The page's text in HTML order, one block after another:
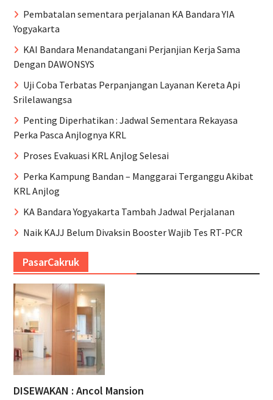
Pembatalan sementara perjalanan KA Bandara YIA
Yogyakarta
KAI Bandara Menandatangani Perjanjian Kerja Sama
Dengan DAWONSYS
Uji Coba Terbatas Perpanjangan Layanan Kereta Api
Srilelawangsa
Penting Diperhatikan : Jadwal Sementara Rekayasa
Perka Pasca Anjlognya KRL
Proses Evakuasi KRL Anjlog Selesai
Perka Kampung Bandan – Manggarai Terganggu Akibat
KRL Anjlog
KA Bandara Yogyakarta Tambah Jadwal Perjalanan
Naik KAJJ Belum Divaksin Booster Wajib Tes RT-PCR
PasarCakruk
DISEWAKAN : Ancol Mansion